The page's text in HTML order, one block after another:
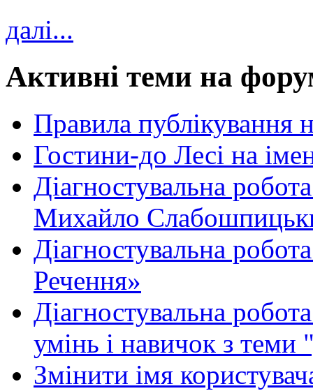
далі...
Активні теми на
Правила публікування
Гостини-до Лесі на
Діагностувальна
Михайло
Діагностувальна
Речення»
Діагностувальна
умінь і навичок з теми
Змінити імя